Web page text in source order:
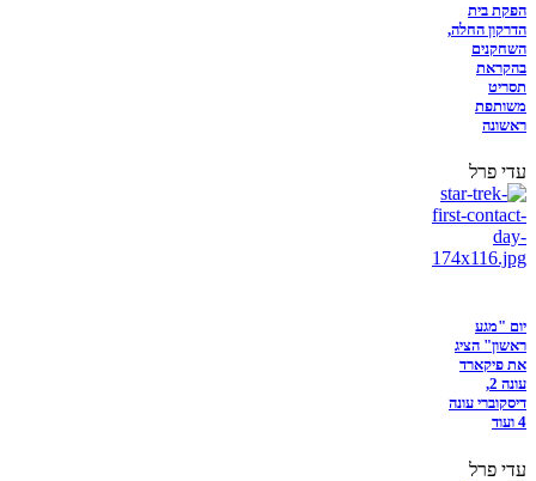
הפקת בית
הדרקון החלה,
השחקנים
בהקראת
תסריט
משותפת
ראשונה
עדי פרל
יום "מגע
ראשון" הציג
את פיקארד
עונה 2,
דיסקוברי עונה
4 ועוד
עדי פרל